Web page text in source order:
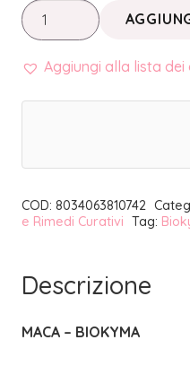
MACA
BIOKYMA
Aggiungi alla lista dei
COD: 8034063810742
e Rimedi Curativi Tag:
Descrizione
MACA – BIOKYMA